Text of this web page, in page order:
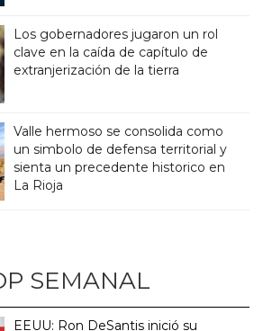
Los gobernadores jugaron un rol
clave en la caída de capítulo de
extranjerización de la tierra
Valle hermoso se consolida como
un simbolo de defensa territorial y
sienta un precedente historico en
La Rioja
SEMANAL
EEUU: Ron DeSantis inició su